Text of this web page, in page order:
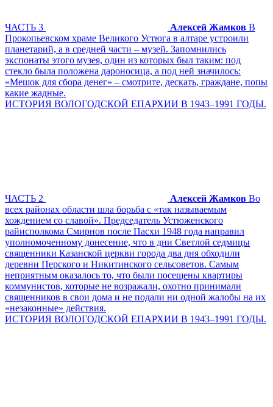
ЧАСТЬ 3 Алексей Жамков В
Прокопьевском храме Великого Устюга в алтаре устроили
планетарий, а в средней части – музей. Запомнились
экспонаты этого музея, один из которых был таким: под
стекло была положена дароносица, а под ней значилось:
«Мешок для сбора денег» – смотрите, дескать, граждане, попы
какие жадные.
ИСТОРИЯ ВОЛОГОДСКОЙ ЕПАРХИИ В 1943–1991 ГОДЫ.
ЧАСТЬ 2 Алексей Жамков Во
всех районах области шла борьба с «так называемым
хождением со славой». Председатель Устюженского
райисполкома Смирнов после Пасхи 1948 года направил
уполномоченному донесение, что в дни Светлой седмицы
священники Казанской церкви города два дня обходили
деревни Перского и Никитинского сельсоветов. Самым
неприятным оказалось то, что были посещены квартиры
коммунистов, которые не возражали, охотно принимали
священников в свои дома и не подали ни одной жалобы на их
«незаконные» действия.
ИСТОРИЯ ВОЛОГОДСКОЙ ЕПАРХИИ В 1943–1991 ГОДЫ.